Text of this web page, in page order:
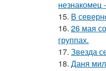
незнакомец
15. В
16. 26 мая
группах.
17. Звезда
18. Даня